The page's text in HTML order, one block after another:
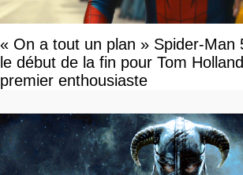
« On a tout un plan » Spider-Man
le début de la fin pour Tom Holland
premier enthousiaste